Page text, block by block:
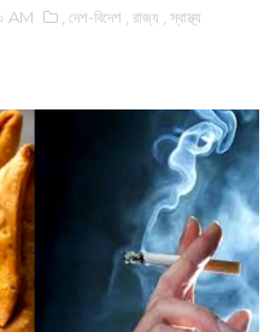
AM ,‌ দেশ-বিদেশ ,‌ রাজ্য ,‌ স্বাস্থ্য